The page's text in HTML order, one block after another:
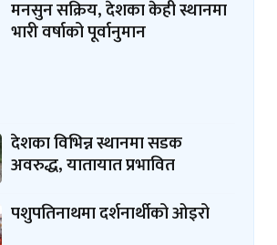
मनसुन सक्रिय, देशका केही स्थानमा
भारी वर्षाको पूर्वानुमान
देशका विभिन्न स्थानमा सडक
अवरुद्ध, यातायात प्रभावित
पशुपतिनाथमा दर्शनार्थीको ओइरो